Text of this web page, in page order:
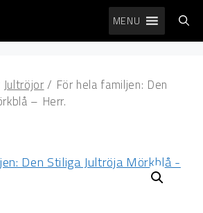
MENU
Jultröjor / För hela familjen: Den
– Herr.